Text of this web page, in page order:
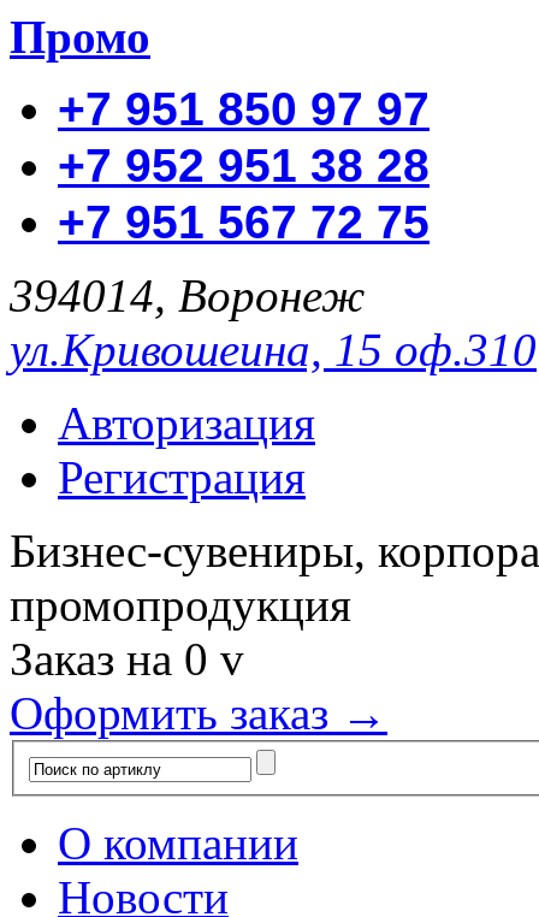
Промо
+7 951 850 97 97
+7 952 951 38 28
+7 951 567 72 75
394014, Воронеж
ул.Кривошеина, 15 оф.310
Авторизация
Регистрация
Бизнес-сувениры,
промопродукция
Заказ на 0 v
Оформить заказ →
О компании
Новости